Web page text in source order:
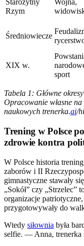
Starożytny
Rzym
Wojna,
Średniowiecze
XIX w.
sport
Tabela 1: Główne
Opracowanie własne
naukowych trenerka.ai/
Trening w Polsce
zdrowie kontra
W Polsce historia
zaborów i II
gimnastyczne stawały
„Sokół” czy „Strzelec”
organizacje
przygotowywały do
Wtedy siłownia była
selfie. — Anna, trenerka